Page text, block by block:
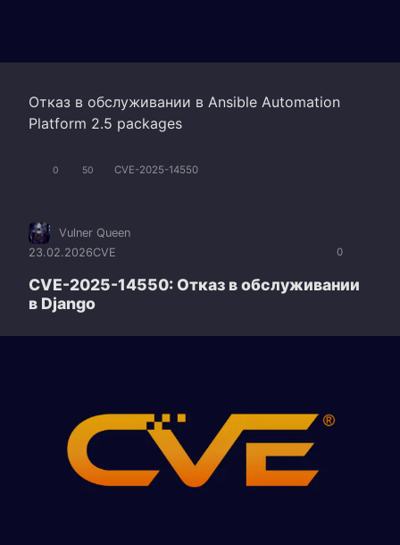
Отказ в обслуживании в Ansible Automation
Platform 2.5 packages
0 50 CVE-2025-14550
0
Vulner Queen
23.02.2026CVE
CVE-2025-14550: Отказ в обслуживании
в Django